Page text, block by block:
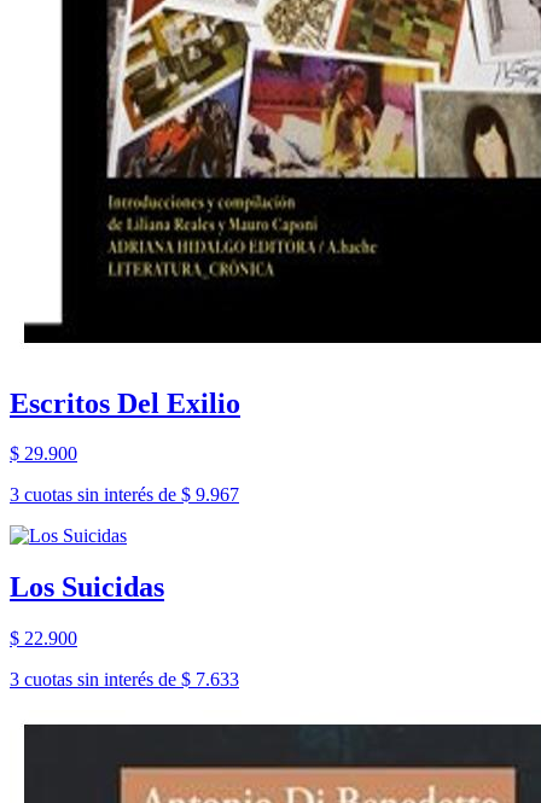
Escritos Del Exilio
$ 29.900
3 cuotas sin interés de $ 9.967
Los Suicidas
$ 22.900
3 cuotas sin interés de $ 7.633